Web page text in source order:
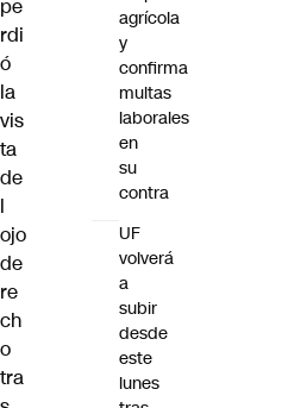
pe
rdi
ó
la
vis
ta
de
l
ojo
de
re
ch
o
tra
agrícola
y
confirma
multas
laborales
en
su
contra
UF
volverá
a
subir
desde
este
lunes